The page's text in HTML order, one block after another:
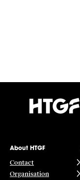
About HTGF
Contact
Organisation